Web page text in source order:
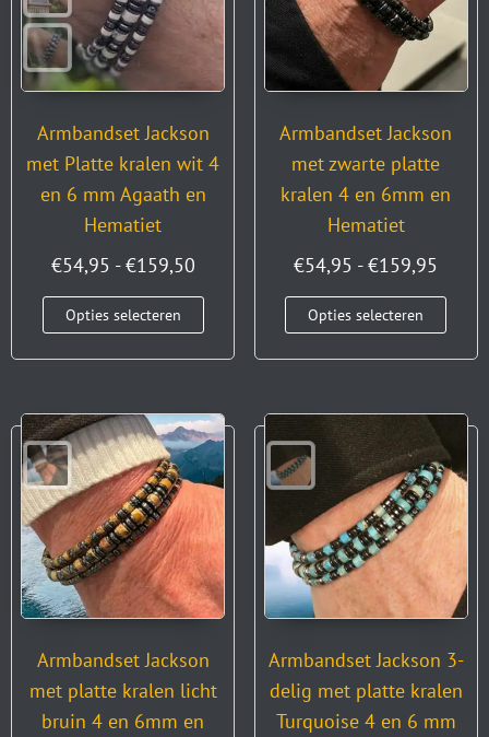
Armbandset Jackson
met Platte kralen wit 4
en 6 mm Agaath en
Hematiet
€54,95 - €159,50
Opties selecteren
Armbandset Jackson
met zwarte platte
kralen 4 en 6mm en
Hematiet
€54,95 - €159,95
Opties selecteren
Armbandset Jackson
met platte kralen licht
bruin 4 en 6mm en
Armbandset Jackson 3-
delig met platte kralen
Turquoise 4 en 6 mm